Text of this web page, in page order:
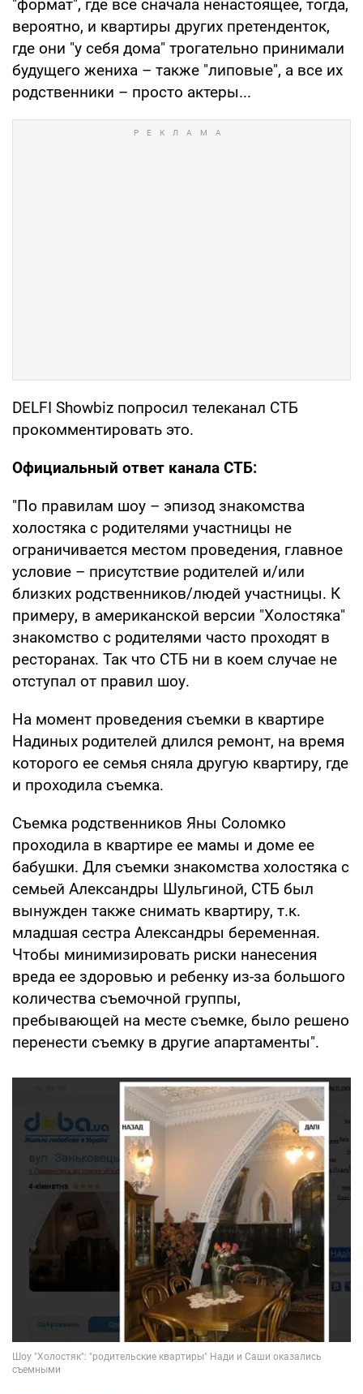
"формат", где все сначала ненастоящее, тогда,
вероятно, и квартиры других претенденток,
где они "у себя дома" трогательно принимали
будущего жениха – также "липовые", а все их
родственники – просто актеры...
DELFI Showbiz попросил телеканал СТБ
прокомментировать это.
Официальный ответ канала СТБ:
"По правилам шоу – эпизод знакомства
холостяка с родителями участницы не
ограничивается местом проведения, главное
условие – присутствие родителей и/или
близких родственников/людей участницы. К
примеру, в американской версии "Холостяка"
знакомство с родителями часто проходят в
ресторанах. Так что СТБ ни в коем случае не
отступал от правил шоу.
На момент проведения съемки в квартире
Надиных родителей длился ремонт, на время
которого ее семья сняла другую квартиру, где
и проходила съемка.
Съемка родственников Яны Соломко
проходила в квартире ее мамы и доме ее
бабушки. Для съемки знакомства холостяка с
семьей Александры Шульгиной, СТБ был
вынужден также снимать квартиру, т.к.
младшая сестра Александры беременная.
Чтобы минимизировать риски нанесения
вреда ее здоровью и ребенку из-за большого
количества съемочной группы,
пребывающей на месте съемке, было решено
перенести съемку в другие апартаменты".